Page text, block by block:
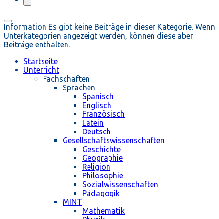
Information Es gibt keine Beiträge in dieser Kategorie. Wenn
Unterkategorien angezeigt werden, können diese aber
Beiträge enthalten.
Startseite
Unterricht
Fachschaften
Sprachen
Spanisch
Englisch
Französisch
Latein
Deutsch
Gesellschaftswissenschaften
Geschichte
Geographie
Religion
Philosophie
Sozialwissenschaften
Pädagogik
MINT
Mathematik